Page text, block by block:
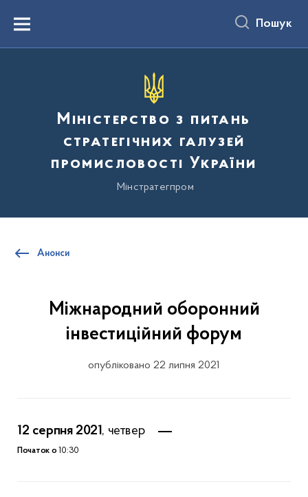
вмістуMenu Пошук
Міністерство з питань
стратегічних галузей
промисловості України
Мінстратегпром
Анонси
Міжнародний оборонний
інвестиційний форум
опубліковано 22 липня 2021
12 серпня 2021, четвер
Початок о 10:30